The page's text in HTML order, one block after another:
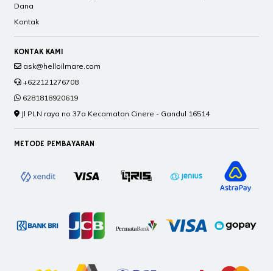
Dana
Kontak
KONTAK KAMI
ask@helloilmare.com
+622121276708
6281818920619
Jl PLN raya no 37a Kecamatan Cinere - Gandul 16514
METODE PEMBAYARAN